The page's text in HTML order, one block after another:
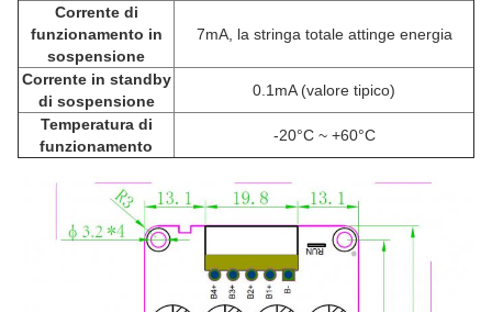
Corrente di
funzionamento in
sospensione
7mA, la stringa totale attinge energia
Corrente in standby
di sospensione
0.1mA (valore tipico)
Temperatura di
funzionamento
-20°C ~ +60°C